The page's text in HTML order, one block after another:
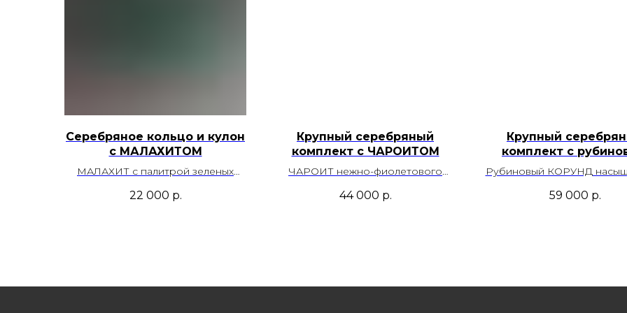
Серебряное кольцо и кулон
с МАЛАХИТОМ
МАЛАХИТ с палитрой зеленых
- настоящее произведение
Размер кольца - 19,0
22 000 р.
Крупный серебряный
комплект с ЧАРОИТОМ
ЧАРОИТ нежно-фиолетового
дает невероятно красивый
Артикул - 50032
44 000 р.
Крупный
комплект с
КОРУНДОМ
Рубиновый КОРУНД
благородным
Артикул - 50031
59 000 р.